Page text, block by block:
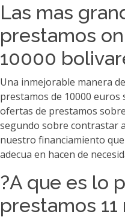
Las mas
prestamos
10000
Una inmejorable manera
prestamos de 10000 euros
ofertas de prestamos
segundo sobre contrastar
nuestro financiamiento
adecua en hacen de
?A que es lo
prestamos